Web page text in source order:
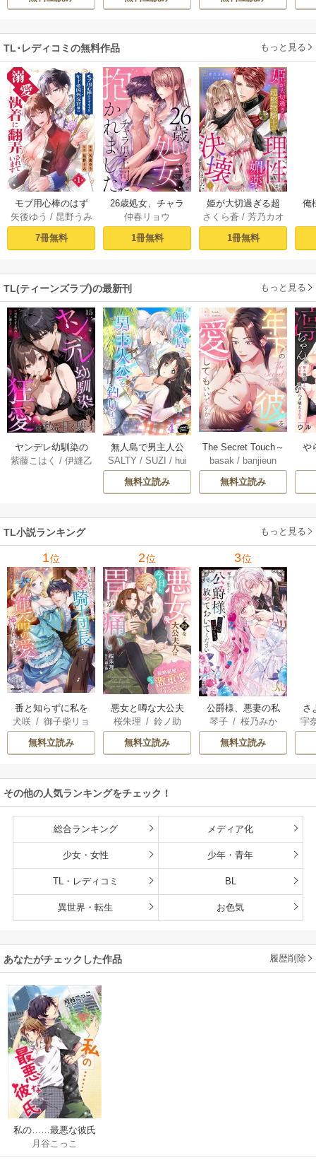
生活を満喫する
TL･レディコミの無料作品 もっと見る
モブ用心棒のはず
ですが、年下帝国
外交官（アイド
ル）様の執着（溺
います【単話版】 1
話
矢後ゆう / 昆野うみ
7冊無料
26歳処女、チャラ
男上司に抱かれま
した【電子単行本
版おまけ付き】 1巻
仲春リョウ
1冊無料
姫が大切過ぎる超
堅物騎士の理性
が、媚薬で決壊し
ました。 1巻
さくら蒼/ 芳乃カオ
ル
1冊無料
俺
TL(ティーンズラブ)の最新刊 もっと見る
ヤンデレ幼馴染の
狂愛は私を甘く壊
ミ】 15巻
紫藤こはく / 伊縫乙
無人島で男主人公
を釣りました 4巻
SALTY / SUZI / hui
nttat
無料立読み
The Secret Touch～
年下の彼を愛して
もいいですか？～
【タテヨミ】 27巻
basak / banjieun
無料立読み
や
TL小説ランキング もっと見る
1位
番と知らずに私を
買った純愛こじら
せ騎士団長に運命
の愛を捧げられま
犬咲 /御子柴リョ
ウ
無料立読み
2位
悪女と噂な大公夫
人は今日も胃が痛
い～政略結婚の先
には夫の激重愛が
桜朱理 / 鈴ノ助
無料立読み
3位
公爵様、悪妻の私
はもう放っておい
てください
琴子/ 桜乃みか
無料立読み
さ
者
宇
その他の人気ランキングをチェック！
総合ランキング メディア化
少女・女性 少年・青年
TL・レディコミ BL
異世界・転生 お色気
あなたがチェックした作品 履歴削除
私の……最悪な彼氏
月谷こっこ